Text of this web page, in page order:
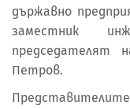
държавно
заместник
председателят
Петров.